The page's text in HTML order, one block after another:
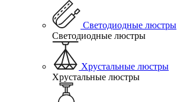
Светодиодные люстры
Светодиодные люстры
Хрустальные люстры
Хрустальные люстры